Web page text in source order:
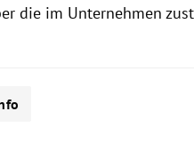
die im Unternehmen